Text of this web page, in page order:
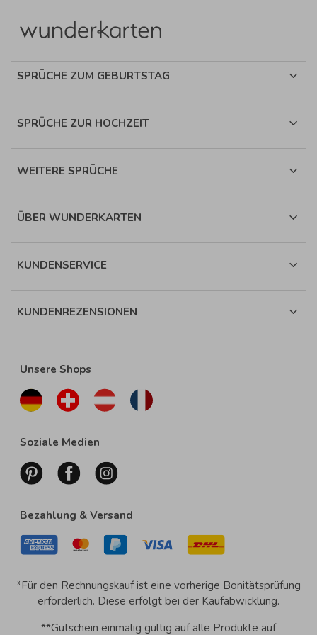
SPRÜCHE ZUM GEBURTSTAG
SPRÜCHE ZUR HOCHZEIT
WEITERE SPRÜCHE
ÜBER WUNDERKARTEN
KUNDENSERVICE
KUNDENREZENSIONEN
Unsere Shops
Soziale Medien
Bezahlung & Versand
*Für den Rechnungskauf ist eine vorherige Bonitätsprüfung
erforderlich. Diese erfolgt bei der Kaufabwicklung.
**Gutschein einmalig gültig auf alle Produkte auf